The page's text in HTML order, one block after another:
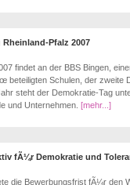
Rheinland-Pfalz 2007
findet an der BBS Bingen,
beteiligten Schulen, der zweite
steht der Demokratie-Tag
und Unternehmen. [mehr...]
fÃ¼r Demokratie und
die Bewerbungsfrist fÃ¼r den